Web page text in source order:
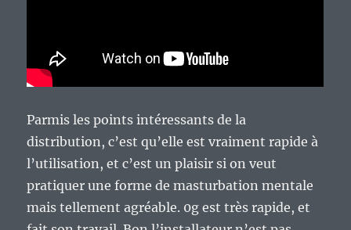
Parmis les points intéressants de la
distribution, c’est qu’elle est vraiment rapide à
l’utilisation, et c’est un plaisir si on veut
pratiquer une forme de masturbation mentale
mais tellement agréable. 0g est très rapide, et